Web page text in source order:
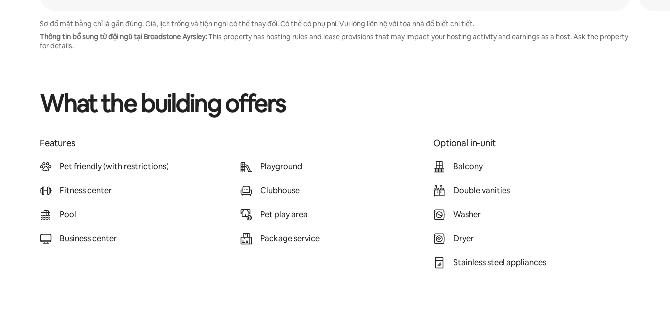
Sơ đồ mặt bằng chỉ là gần đúng. Giá, lịch trống và tiện nghi có thể thay đổi. Có thể có phụ phí. Vui lòng liên hệ với tòa nhà để biết chi tiết.
Thông tin bổ sung từ đội ngũ tại Broadstone Ayrsley:This property has hosting rules and lease provisions that may impact your hosting activity and earnings as a host. Ask the property
for details.
What the building offers
Features
Pet friendly (with restrictions)
Fitness center
Pool
Business center
Playground
Clubhouse
Pet play area
Package service
Optional in-unit
Balcony
Double vanities
Washer
Dryer
Stainless steel appliances